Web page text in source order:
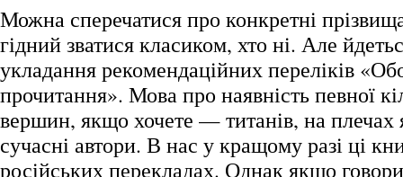
Можна сперечатися про конкретні
гідний зватися класиком, хто ні. Але
укладання рекомендаційних переліків
прочитання». Мова про наявність певної
вершин, якщо хочете — титанів, на плечах
сучасні автори. В нас у кращому разі ці
російських перекладах. Однак якщо